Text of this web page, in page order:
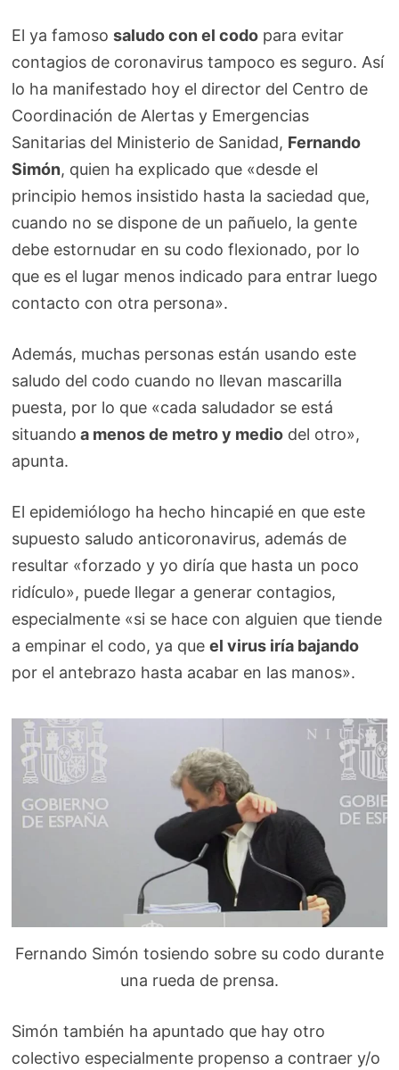
El ya famososaludo con el codo para evitar
contagios de coronavirus tampoco es seguro. Así
lo ha manifestado hoy el director del Centro de
Coordinación de Alertas y Emergencias
Sanitarias del Ministerio de Sanidad, Fernando
Simón, quien ha explicado que «desde el
principio hemos insistido hasta la saciedad que,
cuando no se dispone de un pañuelo, la gente
debe estornudar en su codo flexionado, por lo
que es el lugar menos indicado para entrar luego
contacto con otra persona».
Además, muchas personas están usando este
saludo del codo cuando no llevan mascarilla
puesta, por lo que «cada saludador se está
situando a menos de metro y medio del otro»,
apunta.
El epidemiólogo ha hecho hincapié en que este
supuesto saludo anticoronavirus, además de
resultar «forzado y yo diría que hasta un poco
ridículo», puede llegar a generar contagios,
especialmente «si se hace con alguien que tiende
a empinar el codo, ya queel virus iría bajando
por el antebrazo hasta acabar en las manos».
Fernando Simón tosiendo sobre su codo durante
una rueda de prensa.
Simón también ha apuntado que hay otro
colectivo especialmente propenso a contraer y/o